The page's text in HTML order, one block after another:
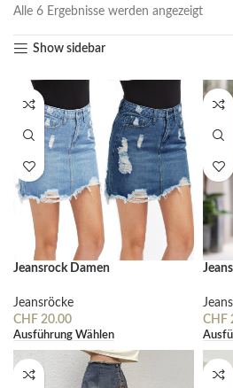
Alle 6 Ergebnisse werden angezeigt
Show sidebar
Jeansrock Damen
Jeansröcke
CHF 20.00
Ausführung Wählen
CHF